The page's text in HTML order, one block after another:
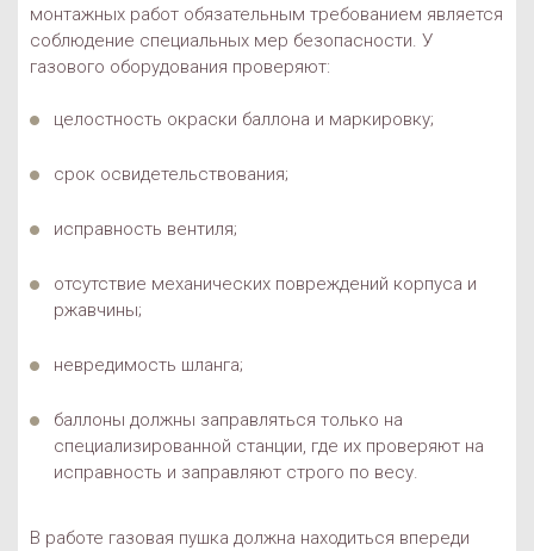
монтажных работ обязательным требованием является
соблюдение специальных мер безопасности. У
газового оборудования проверяют:
целостность окраски баллона и маркировку;
срок освидетельствования;
исправность вентиля;
отсутствие механических повреждений корпуса и
ржавчины;
невредимость шланга;
баллоны должны заправляться только на
специализированной станции, где их проверяют на
исправность и заправляют строго по весу.
В работе газовая пушка должна находиться впереди